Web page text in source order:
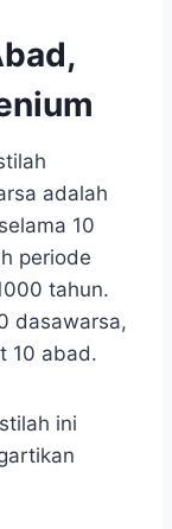
adalah
10
periode
tahun.
dasawarsa,
10 abad.
ini